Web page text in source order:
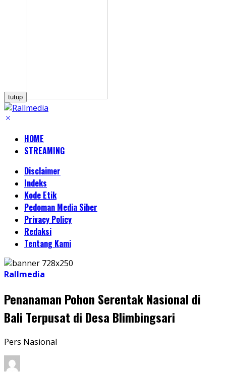
tutup
HOME
STREAMING
Disclaimer
Indeks
Kode Etik
Pedoman Media Siber
Privacy Policy
Redaksi
Tentang Kami
Rallmedia
Penanaman Pohon Serentak Nasional di
Bali Terpusat di Desa Blimbingsari
Pers Nasional